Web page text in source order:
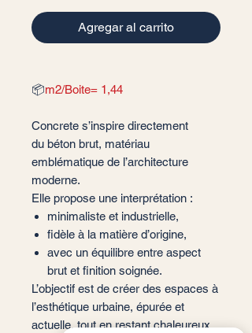
Agregar al carrito
📦m2/Boite= 1,44
Concrete s’inspire directement
du béton brut, matériau
emblématique de l’architecture
moderne.
Elle propose une interprétation :
minimaliste et industrielle,
fidèle à la matière d’origine,
avec un équilibre entre aspect
brut et finition soignée.
L’objectif est de créer des espaces à
l’esthétique urbaine, épurée et
actuelle, tout en restant chaleureux.